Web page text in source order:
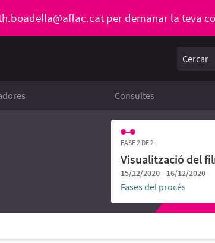
per demanar la teva
Consultes
FASE 2 DE 2
Visualització del
15/12/2020 - 16/12/2020
Fases del procés